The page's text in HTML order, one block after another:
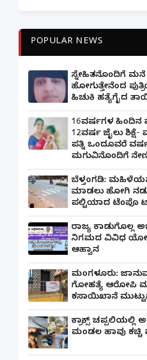
POPULAR NEWS
ಸ್ನೇಹಿತನೊಂದಿಗೆ ಮನೆ
ಹೋಗುತ್ತೇನೆಂದ
ಹಿಚುಕಿ ಹತ್ಯೆಗೈದ
16ವರ್ಷಗಳ ಹಿಂದಿನ
12ವರ್ಷ ಜೈಲು
ಪತ್ನಿ ಒಂದೂವರೆ
ಮಗುವಿನೊಂದಿಗೆ
ಬೆಳ್ತಂಗಡಿ:
ಮಾಡಲು ಹೋಗಿ
ಪಲ್ಟಿಯಾದ ಟೆಂಪೊ
ರಾಜ್ಯ ಕಾಡುಗೊಲ್ಲ
ನಿಗಮದ ವಿವಿಧ
ಆಹ್ವಾನ
ಮಂಗಳೂರು:
ಗೋಹತ್ಯೆ ಆರೋಪಿ
ಕಸಾಯಿಖಾನೆ
ಕ್ರಾಕ್ಸ್ ಚಪ್ಪಲಿಯಲ್ಲಿ
ಮಂಡಲ ಹಾವು ಕಚ್ಚಿ